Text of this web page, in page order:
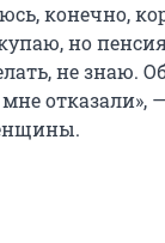
конечно,
но
не знаю.
отказали»,